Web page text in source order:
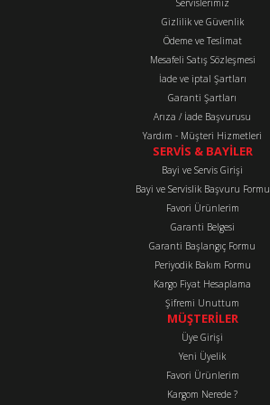
Ürün bilgilerinde hatalar bulunuyor.
Ürün fiyatı diğer sitelerden daha pahalı.
Bu ürüne benzer farklı alternatifler olmalı.
Gönder
Servislerimiz
Gizlilik ve Güvenlik
Ödeme ve Teslimat
Mesafeli Satış Sözleşmesi
İade ve iptal Şartları
Garanti Şartları
Arıza / İade Başvurusu
Yardım - Müşteri Hizmetleri
SERVİS & BAYİLER
Bayi ve Servis Girişi
Bayi ve Servislik Başvuru Formu
Favori Ürünlerim
Garanti Belgesi
Garanti Başlangıç Formu
Periyodik Bakım Formu
Kargo Fiyat Hesaplama
Şifremi Unuttum
MÜŞTERİLER
Üye Girişi
Yeni Üyelik
Favori Ürünlerim
Kargom Nerede ?